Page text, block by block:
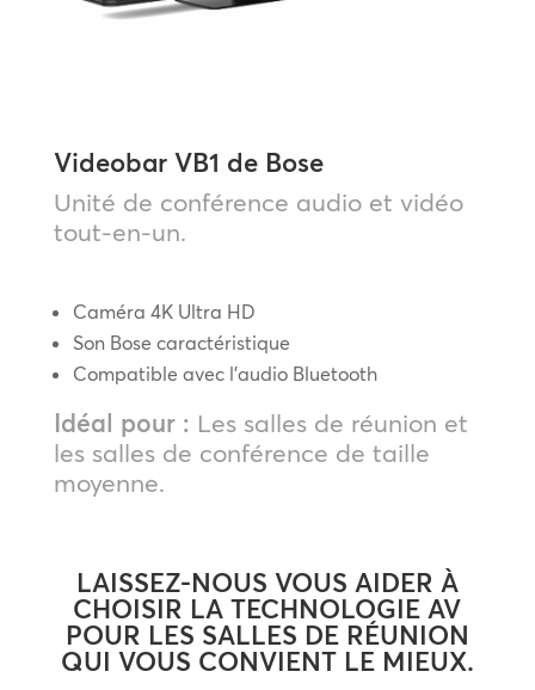
Videobar VB1 de Bose
Unité de conférence audio et vidéo
tout-en-un.
Caméra 4K Ultra HD
Son Bose caractéristique
Compatible avec l’audio Bluetooth
Idéal pour : Les salles de réunion et
les salles de conférence de taille
moyenne.
LAISSEZ-NOUS VOUS AIDER À
CHOISIR LA TECHNOLOGIE AV
POUR LES SALLES DE RÉUNION
QUI VOUS CONVIENT LE MIEUX.